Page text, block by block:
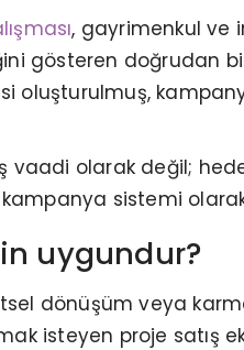
, gayrimenkul ve
gösteren
vaadi olarak değil;
sistemi
uygundur?
dönüşüm veya
isteyen proje satış